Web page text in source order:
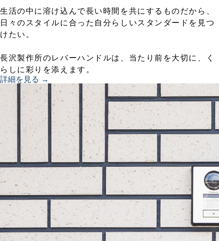
生活の中に溶け込んで長い時間を共にするものだから、
日々のスタイルに合った自分らしいスタンダードを見つ
けたい。
長沢製作所のレバーハンドルは、当たり前を大切に、く
らしに彩りを添えます。
詳細を見る →